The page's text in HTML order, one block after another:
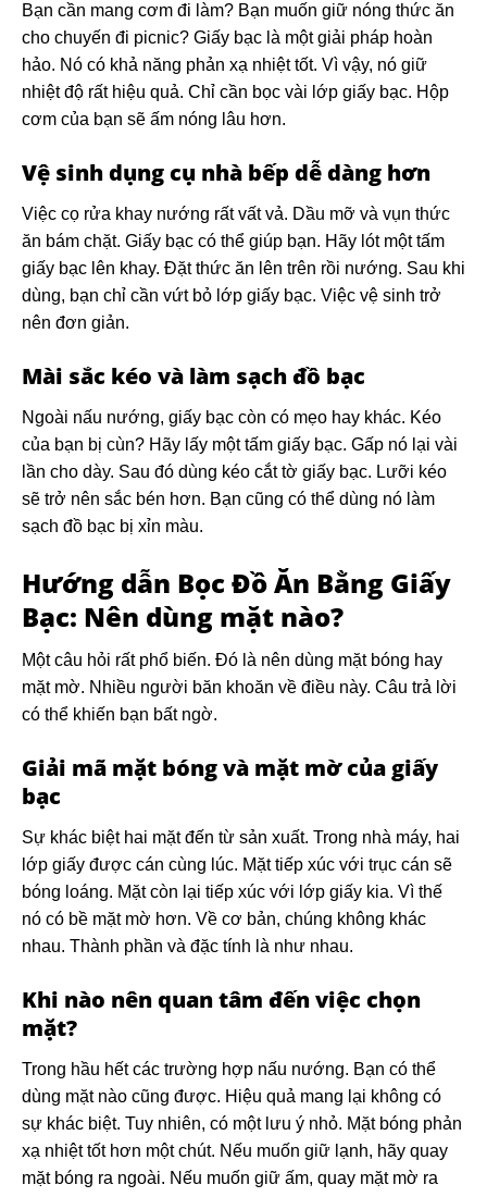
Bạn cần mang cơm đi làm? Bạn muốn giữ nóng thức ăn
cho chuyến đi picnic? Giấy bạc là một giải pháp hoàn
hảo. Nó có khả năng phản xạ nhiệt tốt. Vì vậy, nó giữ
nhiệt độ rất hiệu quả. Chỉ cần bọc vài lớp giấy bạc. Hộp
cơm của bạn sẽ ấm nóng lâu hơn.
Vệ sinh dụng cụ nhà bếp dễ dàng hơn
Việc cọ rửa khay nướng rất vất vả. Dầu mỡ và vụn thức
ăn bám chặt. Giấy bạc có thể giúp bạn. Hãy lót một tấm
giấy bạc lên khay. Đặt thức ăn lên trên rồi nướng. Sau khi
dùng, bạn chỉ cần vứt bỏ lớp giấy bạc. Việc vệ sinh trở
nên đơn giản.
Mài sắc kéo và làm sạch đồ bạc
Ngoài nấu nướng, giấy bạc còn có mẹo hay khác. Kéo
của bạn bị cùn? Hãy lấy một tấm giấy bạc. Gấp nó lại vài
lần cho dày. Sau đó dùng kéo cắt tờ giấy bạc. Lưỡi kéo
sẽ trở nên sắc bén hơn. Bạn cũng có thể dùng nó làm
sạch đồ bạc bị xỉn màu.
Hướng dẫn Bọc Đồ Ăn Bằng Giấy
Bạc: Nên dùng mặt nào?
Một câu hỏi rất phổ biến. Đó là nên dùng mặt bóng hay
mặt mờ. Nhiều người băn khoăn về điều này. Câu trả lời
có thể khiến bạn bất ngờ.
Giải mã mặt bóng và mặt mờ của giấy
bạc
Sự khác biệt hai mặt đến từ sản xuất. Trong nhà máy, hai
lớp giấy được cán cùng lúc. Mặt tiếp xúc với trục cán sẽ
bóng loáng. Mặt còn lại tiếp xúc với lớp giấy kia. Vì thế
nó có bề mặt mờ hơn. Về cơ bản, chúng không khác
nhau. Thành phần và đặc tính là như nhau.
Khi nào nên quan tâm đến việc chọn
mặt?
Trong hầu hết các trường hợp nấu nướng. Bạn có thể
dùng mặt nào cũng được. Hiệu quả mang lại không có
sự khác biệt. Tuy nhiên, có một lưu ý nhỏ. Mặt bóng phản
xạ nhiệt tốt hơn một chút. Nếu muốn giữ lạnh, hãy quay
mặt bóng ra ngoài. Nếu muốn giữ ấm, quay mặt mờ ra